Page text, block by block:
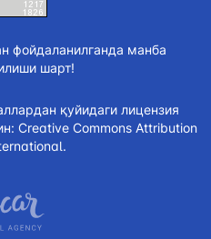
фойдаланилганда манба
шарт!
қуйидаги лицензия
Creative Commons Attribution